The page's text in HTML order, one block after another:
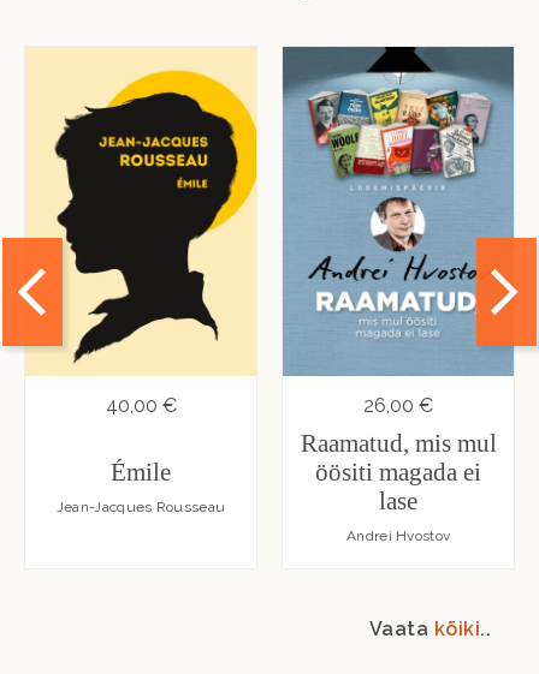
40,00 €
Émile
Jean-Jacques Rousseau
26,00 €
Raamatud, mis mul
öösiti magada ei
lase
Andrei Hvostov
Vaata kõiki..